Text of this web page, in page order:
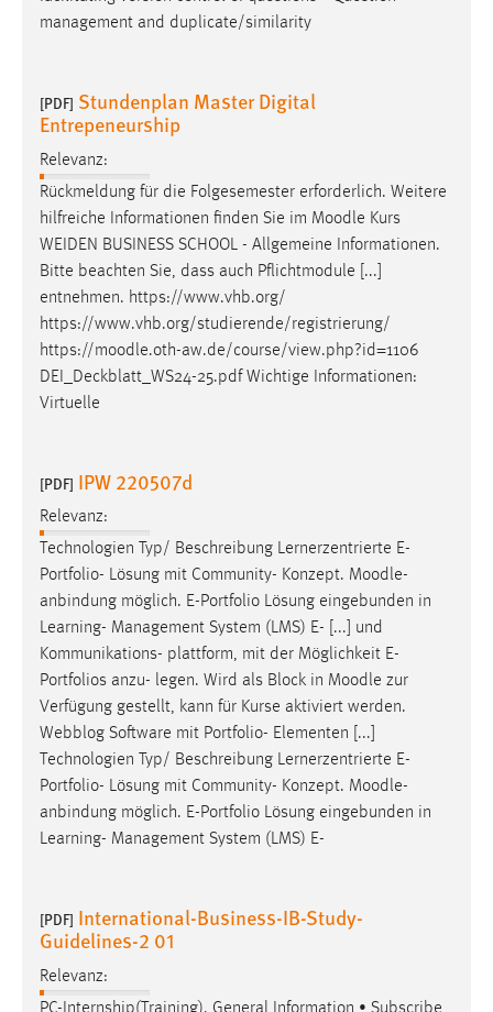
management and duplicate/similarity
[PDF] Stundenplan Master Digital
Entrepeneurship
Relevanz:
Rückmeldung für die Folgesemester erforderlich. Weitere
hilfreiche Informationen finden Sie im Moodle Kurs
WEIDEN BUSINESS SCHOOL - Allgemeine Informationen.
Bitte beachten Sie, dass auch Pflichtmodule [...]
entnehmen. https://www.vhb.org/
https://www.vhb.org/studierende/registrierung/
https://moodle.oth-aw.de/course/view.php?id=1106
DEI_Deckblatt_WS24-25.pdf Wichtige Informationen:
Virtuelle
[PDF] IPW 220507d
Relevanz:
Technologien Typ/ Beschreibung Lernerzentrierte E-
Portfolio- Lösung mit Community- Konzept. Moodle-
anbindung möglich. E-Portfolio Lösung eingebunden in
Learning- Management System (LMS) E- [...] und
Kommunikations- plattform, mit der Möglichkeit E-
Portfolios anzu- legen. Wird als Block in Moodle zur
Verfügung gestellt, kann für Kurse aktiviert werden.
Webblog Software mit Portfolio- Elementen [...]
Technologien Typ/ Beschreibung Lernerzentrierte E-
Portfolio- Lösung mit Community- Konzept. Moodle-
anbindung möglich. E-Portfolio Lösung eingebunden in
Learning- Management System (LMS) E-
[PDF] International-Business-IB-Study-
Guidelines-2 01
Relevanz:
PC-Internship(Training). General Information • Subscribe